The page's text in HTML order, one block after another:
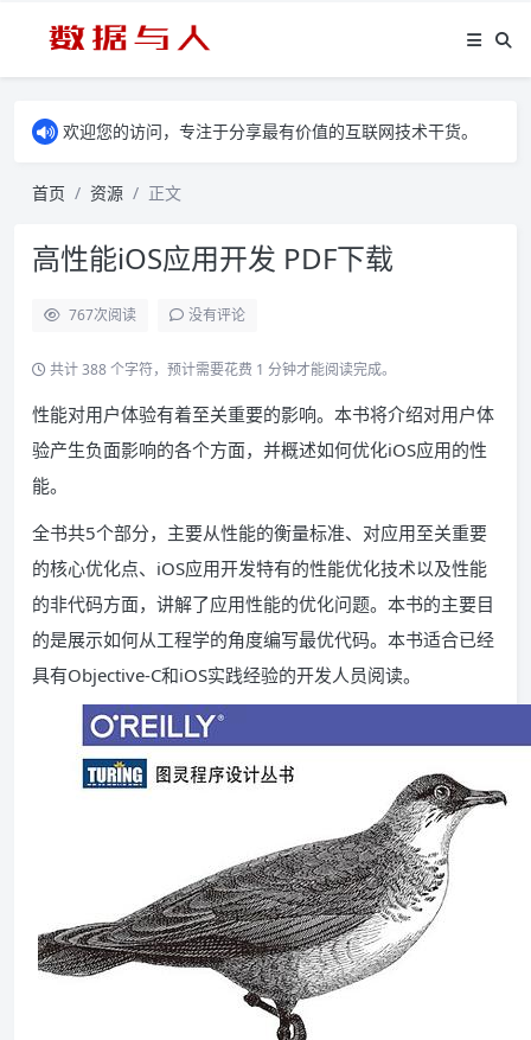
欢迎您的访问，专注于分享最有价值的互联网技术干货。
首页 资源 正文
高性能iOS应用开发 PDF下载
767次阅读 没有评论
共计 388 个字符，预计需要花费 1 分钟才能阅读完成。
性能对用户体验有着至关重要的影响。本书将介绍对用户体
验产生负面影响的各个方面，并概述如何优化iOS应用的性
能。
全书共5个部分，主要从性能的衡量标准、对应用至关重要
的核心优化点、iOS应用开发特有的性能优化技术以及性能
的非代码方面，讲解了应用性能的优化问题。本书的主要目
的是展示如何从工程学的角度编写最优代码。本书适合已经
具有Objective-C和iOS实践经验的开发人员阅读。